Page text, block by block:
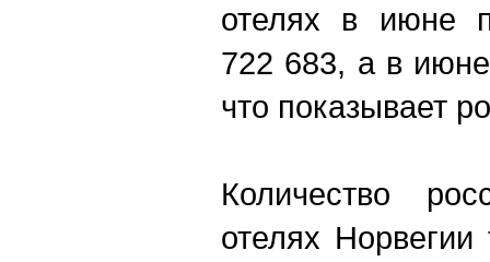
отелях в июне
722 683, а в
что показывает
Количество
отелях